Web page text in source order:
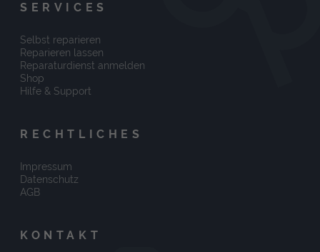
SERVICES
Selbst reparieren
Reparieren lassen
Reparaturdienst anmelden
Shop
Hilfe & Support
RECHTLICHES
Impressum
Datenschutz
AGB
KONTAKT